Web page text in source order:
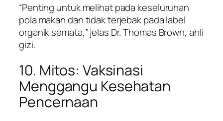
“Penting untuk melihat pada keseluruhan
pola makan dan tidak terjebak pada label
organik semata,” jelas Dr. Thomas Brown, ahli
gizi.
10. Mitos: Vaksinasi
Menggangu Kesehatan
Pencernaan